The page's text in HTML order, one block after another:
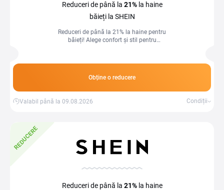
Reduceri de până la 21%la haine
băieți la SHEIN
Reduceri de până la 21% la haine pentru
băieți! Alege confort și stil pentru
Obține o reducere
Valabil până la 09.08.2026 Condiții
REDUCERE
Reduceri de până la 21%la haine